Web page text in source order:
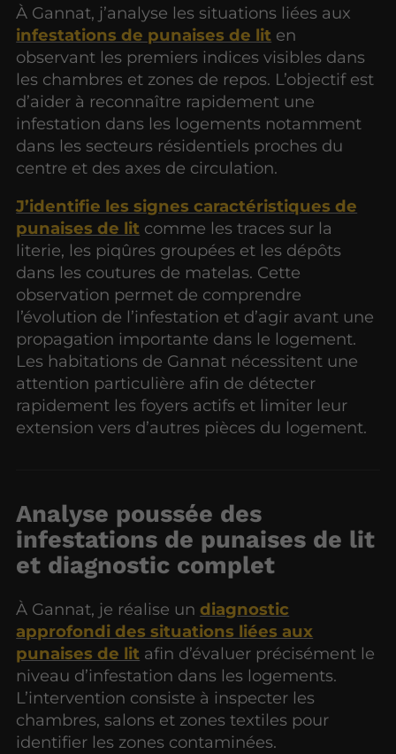
À Gannat, j’analyse les situations liées aux
infestations de punaises de lit en
observant les premiers indices visibles dans
les chambres et zones de repos. L’objectif est
d’aider à reconnaître rapidement une
infestation dans les logements notamment
dans les secteurs résidentiels proches du
centre et des axes de circulation.
J’identifie les signes caractéristiques de
punaises de lit comme les traces sur la
literie, les piqûres groupées et les dépôts
dans les coutures de matelas. Cette
observation permet de comprendre
l’évolution de l’infestation et d’agir avant une
propagation importante dans le logement.
Les habitations de Gannat nécessitent une
attention particulière afin de détecter
rapidement les foyers actifs et limiter leur
extension vers d’autres pièces du logement.
Analyse poussée des
infestations de punaises de lit
et diagnostic complet
À Gannat, je réalise undiagnostic
approfondi des situations liées aux
punaises de lit afin d’évaluer précisément le
niveau d’infestation dans les logements.
L’intervention consiste à inspecter les
chambres, salons et zones textiles pour
identifier les zones contaminées.